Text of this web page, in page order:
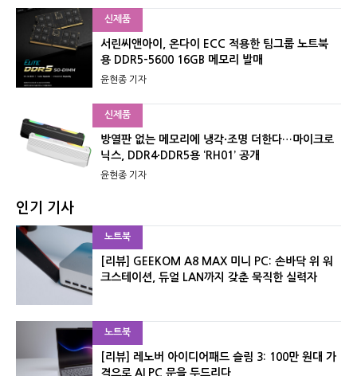
신제품
서린씨앤아이, 온다이 ECC 적용한 팀그룹 노트북
용 DDR5-5600 16GB 메모리 발매
윤현종 기자
신제품
방열판 없는 메모리에 냉각·조명 더한다…마이크로
닉스, DDR4·DDR5용 ‘RH01’ 공개
윤현종 기자
인기 기사
노트북
[리뷰] GEEKOM A8 MAX 미니 PC: 손바닥 위 워
크스테이션, 듀얼 LAN까지 갖춘 묵직한 실력자
노트북
[리뷰] 레노버 아이디어패드 슬림 3: 100만 원대 가
격으로 AI PC 문을 두드리다